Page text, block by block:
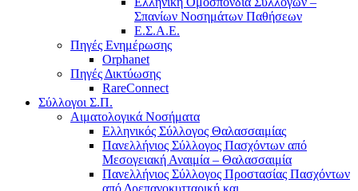
Σπανίων Νοσημάτων Παθήσεων
Ε.Σ.Α.Ε.
Πηγές Ενημέρωσης
Orphanet
Πηγές Δικτύωσης
RareConnect
Σύλλογοι Σ.Π.
Αιματολογικά Νοσήματα
Ελληνικός Σύλλογος Θαλασσαιμίας
Πανελλήνιος Σύλλογος Πασχόντων από
Μεσογειακή Αναιμία – Θαλασσαιμία
Πανελλήνιος Σύλλογος Προστασίας Πασχόντων
από Δρεπανοκυτταρική και